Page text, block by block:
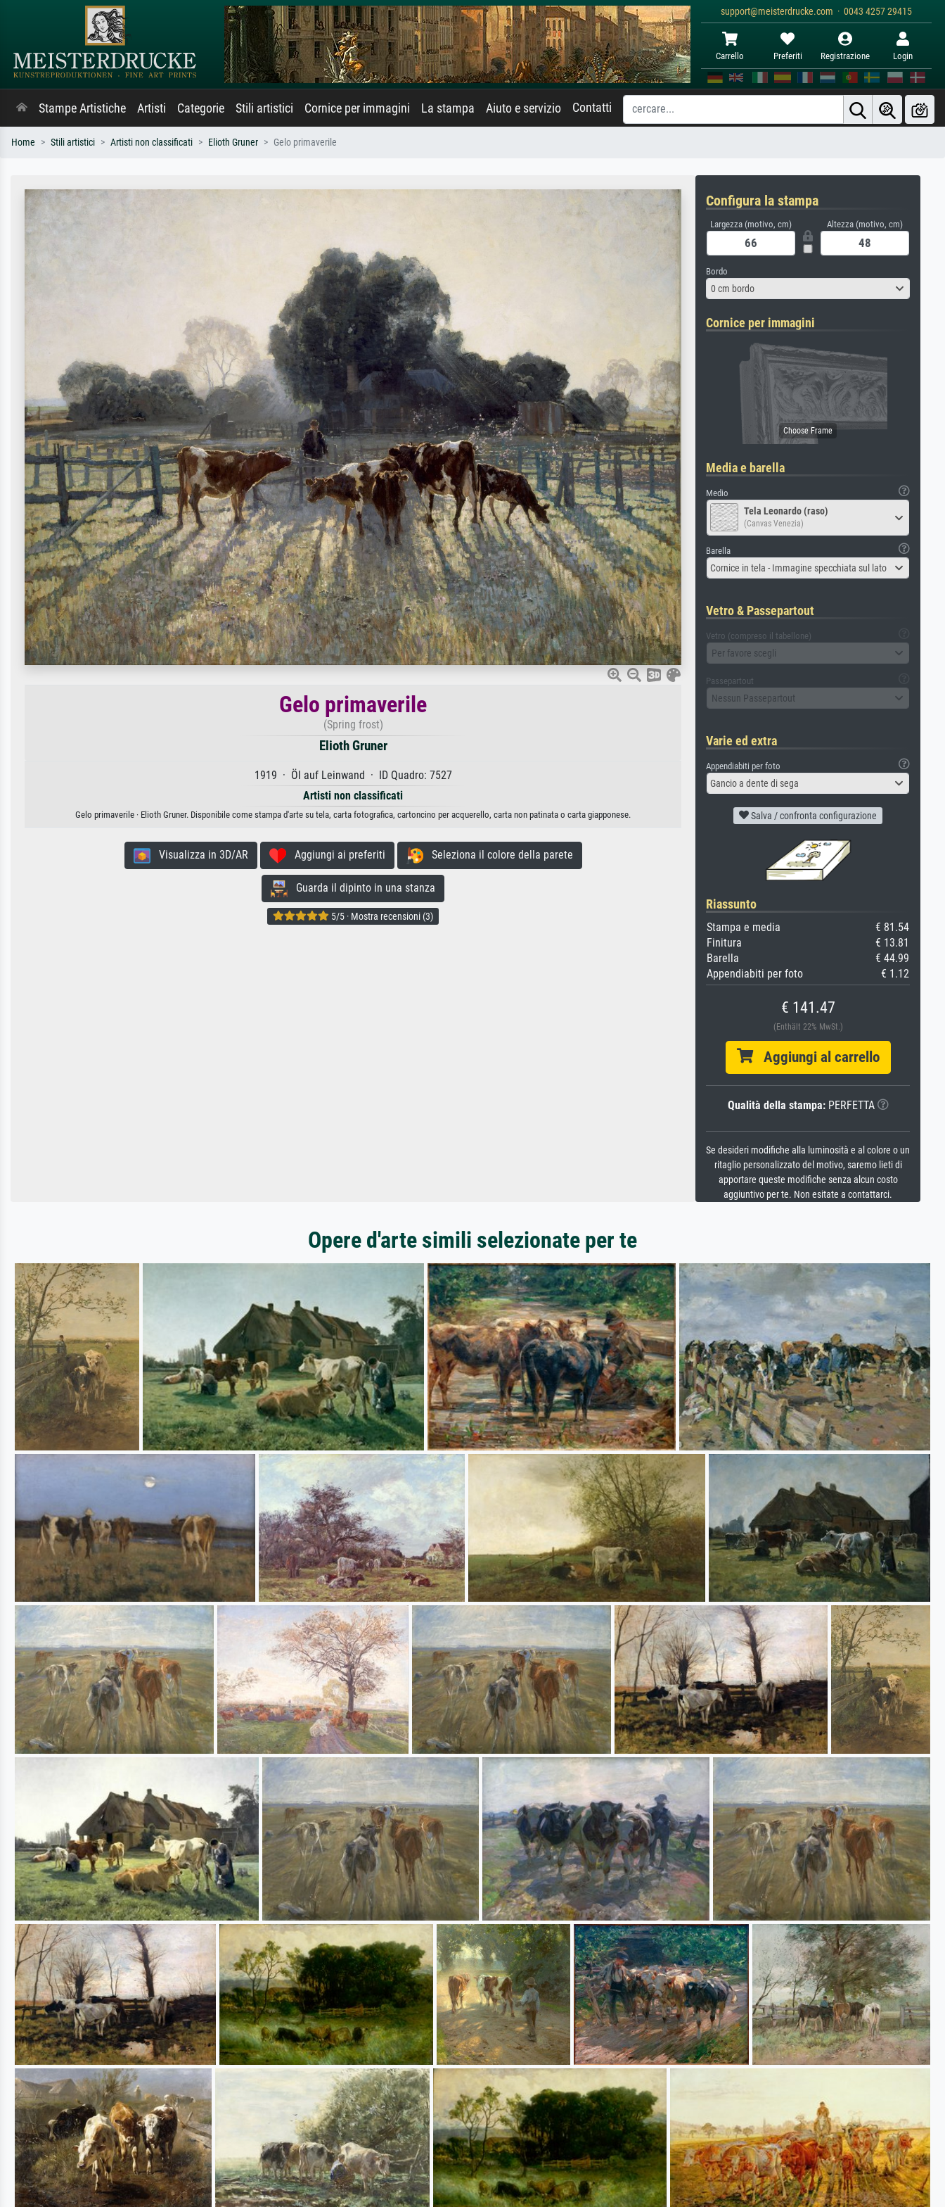
support@meisterdrucke.com · 0043 4257 29415
Carrello Preferiti Registrazione Login
Stampe Artistiche Artisti Categorie Stili artistici Cornice per immagini La stampa Aiuto e servizio Contatti
Home Stili artistici Artisti non classificati Elioth Gruner Gelo primaverile
Gelo primaverile
(Spring frost)
Elioth Gruner
1919 · Öl auf Leinwand · ID Quadro: 7527
Artisti non classificati
Gelo primaverile · Elioth Gruner. Disponibile come stampa d'arte su tela, carta fotografica, cartoncino per acquerello, carta non patinata o carta giapponese.
Visualizza in 3D/AR Aggiungi ai preferiti Seleziona il colore della parete
Guarda il dipinto in una stanza
5/5 · Mostra recensioni (3)
Configura la stampa
Largezza (motivo, cm) Altezza (motivo, cm)
Bordo
0 cm bordo
Cornice per immagini
Media e barella
Medio
Tela Leonardo (raso)
(Canvas Venezia)
Barella
Cornice in tela - Immagine specchiata sul lato
Vetro & Passepartout
Vetro (compreso il tabellone)
Per favore scegli
Passepartout
Nessun Passepartout
Varie ed extra
Appendiabiti per foto
Gancio a dente di sega
Salva / confronta configurazione
Riassunto
Stampa e media
€ 81.54
Finitura
€ 13.81
Barella
€ 44.99
Appendiabiti per foto
€ 1.12
€ 141.47
(Enthält 22% MwSt.)
Aggiungi al carrello
Qualità della stampa:PERFETTA
Se desideri modifiche alla luminosità e al colore o un
ritaglio personalizzato del motivo, saremo lieti di
apportare queste modifiche senza alcun costo
aggiuntivo per te. Non esitate a contattarci.
Opere d'arte simili selezionate per te